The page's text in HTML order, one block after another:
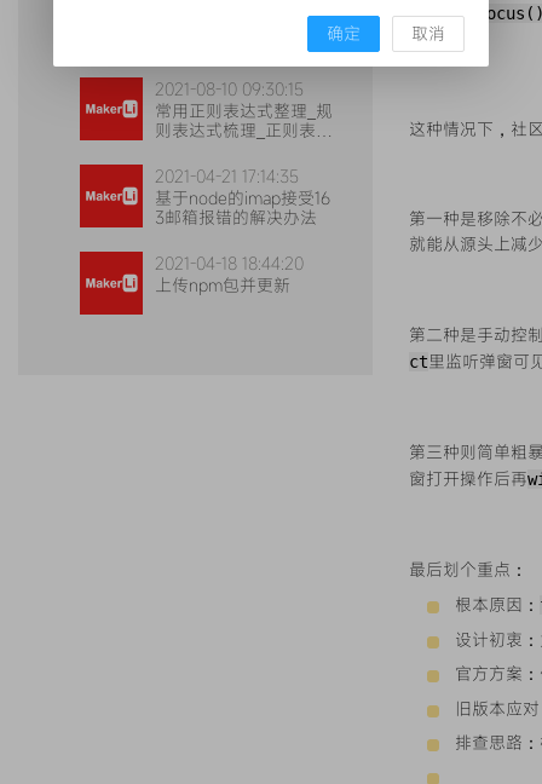
SEO前端总结_9点前端
2021-08-10 09:30:15
常用正则表达式整理_规
则表达式梳理_正则表达
2021-04-21 17:14:35
基于node的imap接受16
3邮箱报错的解决办法
2021-04-18 18:44:20
上传npm包并更新
是普通的
覆盖。
这种情况下，社
第一种是移除不
就能从源头上减
第二种是手动控
ct里监听弹窗可
第三种则简单粗
窗打开操作后再
最后划个重点：
根本原因：
设计初衷
官方方案
旧版本应
排查思路
确定 取消